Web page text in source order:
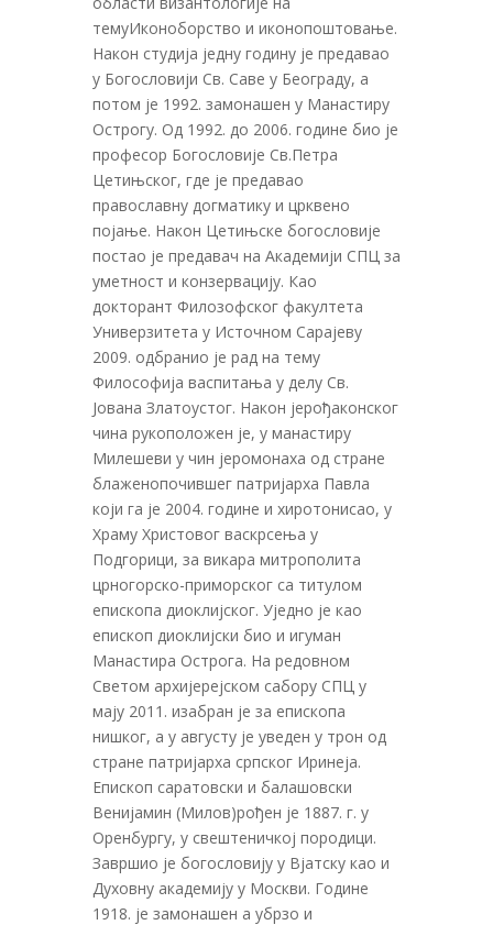
темуИконоборство и иконопоштовање.
Након студија једну годину je предавао
у Богословији Св. Саве у Београду, а
потом је 1992. замонашен у Манастиру
Острогу. Од 1992. до 2006. године био је
професор Богословије Св.Петра
Цетињског, где је предавао
православну догматику и црквено
појање. Након Цетињске богословије
постао је предавач на Академији СПЦ за
уметност и конзервацију. Као
докторант Филозофског факултета
Универзитета у Источном Сарајеву
2009. одбранио је рад на тему
Философија васпитања у делу Св.
Јована Златоустог. Након јерођаконског
чина рукоположен је, у манастиру
Милешеви у чин јеромонаха од стране
блаженопочившег патријарха Павла
који га је 2004. године и хиротонисао, у
Храму Христовог васкрсења у
Подгорици, за викара митрополита
црногорско-приморског са титулом
епископа диоклијског. Уједно је као
епископ диоклијски био и игуман
Манастира Острога. На редовном
Светом архијерејском сабору СПЦ у
мају 2011. изабран је за епископa
нишког, а у августу је уведен у трон од
стране патријарха српског Иринеја.
Епископ саратовски и балашовски
Венијамин (Милов)рођен је 1887. г. у
Оренбургу, у свештеничкој породици.
Завршио је богословију у Вјатску као и
Духовну академију у Москви. Године
1918. је замонашен а убрзо и